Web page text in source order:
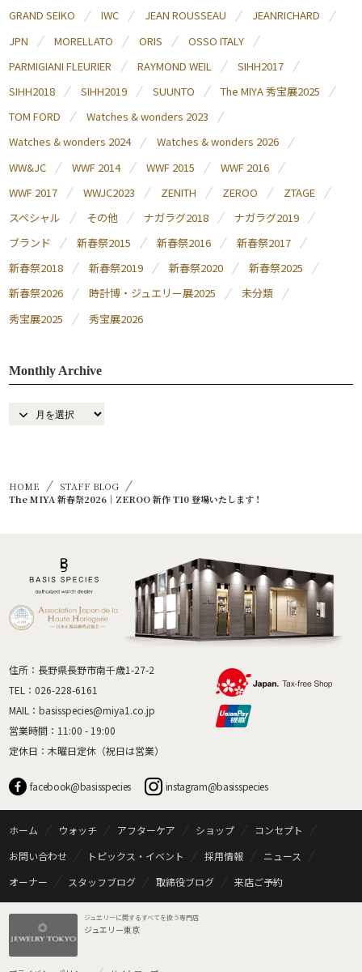
GRAND SEIKO
IWC JEAN ROUSSEAU
JEANRICHARD
JPN
MORELLATO ORIS
OSSO ITALY
PARMIGIANI FLEURIER
RAYMOND WEIL
SIHH2017
SIHH2018
SIHH2019 SUUNTO
The MIYA 秀宝展2025
TOM FORD
Watches & wonders 2023
Watches & wonders 2024
Watches & wonders 2026
WW&JC
WWF 2014 WWF 2015
WWF 2016
WWF 2017
WWJC2023 ZENITH ZEROO
ZTAGE
スペシャル
その他 ナガラグ2018
ナガラグ2019
ブランド
新春祭2015 新春祭2016
新春祭2017
新春祭2018
新春祭2019 新春祭2020
新春祭2025
新春祭2026
時計博・ジュエリー展2025
未分類
秀宝展2025
秀宝展2026
Monthly Archive
HOME
STAFF BLOG
The MIYA 新春祭2026｜ZEROO 新作 T10 登場いたします！
住所：長野県長野市南千歳1-27-2
TEL： 026-228-6161
MAIL： basisspecies@miya1.co.jp
営業時間：11:00 - 19:00
定休日：木曜日定休（祝日は営業）
facebook@basisspecies instagram@basisspecies
ホーム ウォッチ アフターケア ショップ
コンセプト
お問い合わせ
トピックス・イベント 採用情報
ニュース
オーナー
スタッフブログ 取締役ブログ 来店ご予約
ジュエリーに関するすべてを扱う専門店
ジュエリー東京